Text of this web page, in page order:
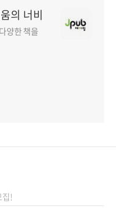
의 너비
양한 책을
집!